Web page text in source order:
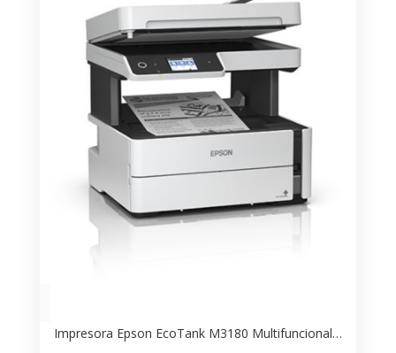
Impresora Epson EcoTank M3180 Multifuncional Monocromática – Ideal para Oficina